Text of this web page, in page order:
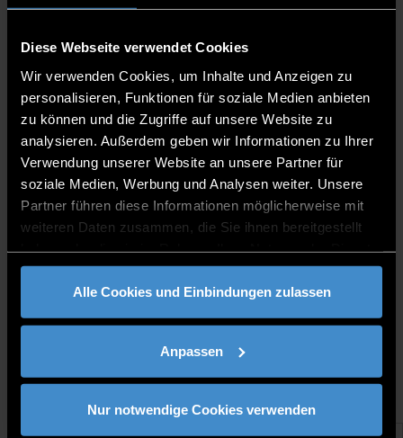
Diese Webseite verwendet Cookies
Wir verwenden Cookies, um Inhalte und Anzeigen zu
personalisieren, Funktionen für soziale Medien anbieten
zu können und die Zugriffe auf unsere Website zu
analysieren. Außerdem geben wir Informationen zu Ihrer
Verwendung unserer Website an unsere Partner für
soziale Medien, Werbung und Analysen weiter. Unsere
Partner führen diese Informationen möglicherweise mit
weiteren Daten zusammen, die Sie ihnen bereitgestellt
gesammelt haben.
Alle Cookies und Einbindungen zulassen
Anpassen
Nur notwendige Cookies verwenden
Faculty of Computer Science
Support Staff
Member of the staff team
ITC2+ 1.14
0991/3615-579
PUBLICATIONS